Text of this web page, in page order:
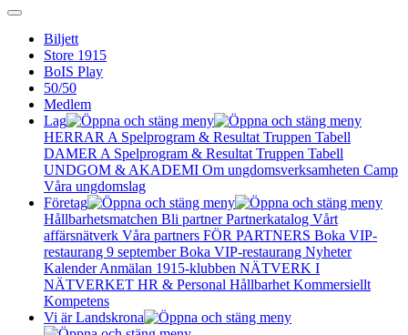
Biljett
Store 1915
BoIS Play
50/50
Medlem
Lag
HERRAR A Spelprogram & Resultat Truppen Tabell
DAMER A Spelprogram & Resultat Truppen Tabell
UNDGOM & AKADEMI Om ungdomsverksamheten Camp
Våra ungdomslag
Företag
Hållbarhetsmatchen Bli partnerPartnerkatalog Vårt
affärsnätverk Våra partners FÖR PARTNERS Boka VIP-
restaurang 9 septemberBoka VIP-restaurang Nyheter
KalenderAnmälan 1915-klubben NÄTVERK I
NÄTVERKET HR & Personal Hållbarhet Kommersiellt
Kompetens
Vi är Landskrona